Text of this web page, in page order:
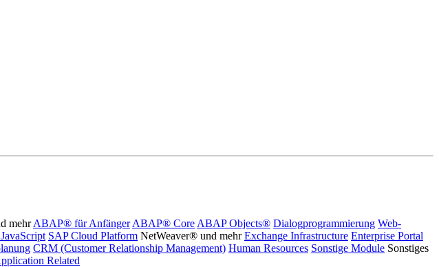
mehr ABAP® für Anfänger ABAP® Core ABAP Objects® Dialogprogrammierung Web-
SAP Cloud Platform NetWeaver® und mehr Exchange Infrastructure Enterprise Portal
CRM (Customer Relationship Management) Human Resources Sonstige Module Sonstiges
Related